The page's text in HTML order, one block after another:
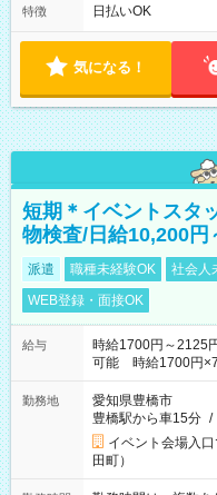
フト！ 残業ほぼナシ
特徴 日払いOK
気になる！
短期＊イベントスタ
物検査/日給10,200円
派遣 職種未経験OK 社会人
WEB登録・面接OK
給与
時給1700円～2125
可能 時給1700円
勤務地
愛知県豊橋市
豊橋駅から車15分 /
イベント会場入
田町）